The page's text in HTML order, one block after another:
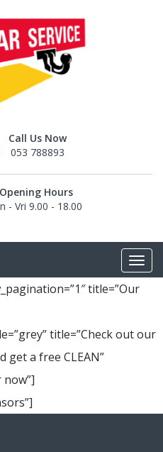
Call Us Now
053 788893
Opening Hours
- Vri 9.00 - 18.00
title=”Our
title=”Check out our
get a free CLEAN”